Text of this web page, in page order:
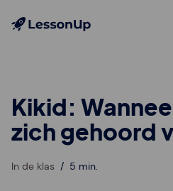
Kikid:
zich gehoord
In de klas 5 min.